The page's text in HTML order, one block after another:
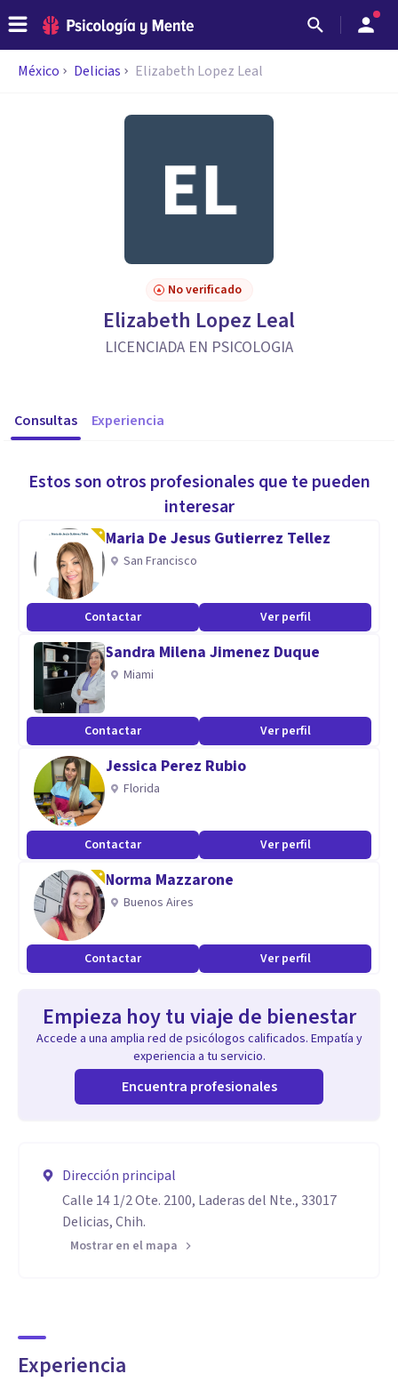
México Delicias Elizabeth Lopez Leal
No verificado
Elizabeth Lopez Leal
LICENCIADA EN PSICOLOGIA
Consultas Experiencia
Estos son otros profesionales que te pueden
interesar
Maria De Jesus Gutierrez Tellez
San Francisco
Contactar Ver perfil
Sandra Milena Jimenez Duque
Miami
Contactar Ver perfil
Jessica Perez Rubio
Florida
Contactar Ver perfil
Norma Mazzarone
Buenos Aires
Contactar Ver perfil
Empieza hoy tu viaje de bienestar
Accede a una amplia red de psicólogos calificados. Empatía y
experiencia a tu servicio.
Encuentra profesionales
Dirección principal
Calle 14 1/2 Ote. 2100, Laderas del Nte., 33017
Delicias, Chih.
Mostrar en el mapa
Experiencia